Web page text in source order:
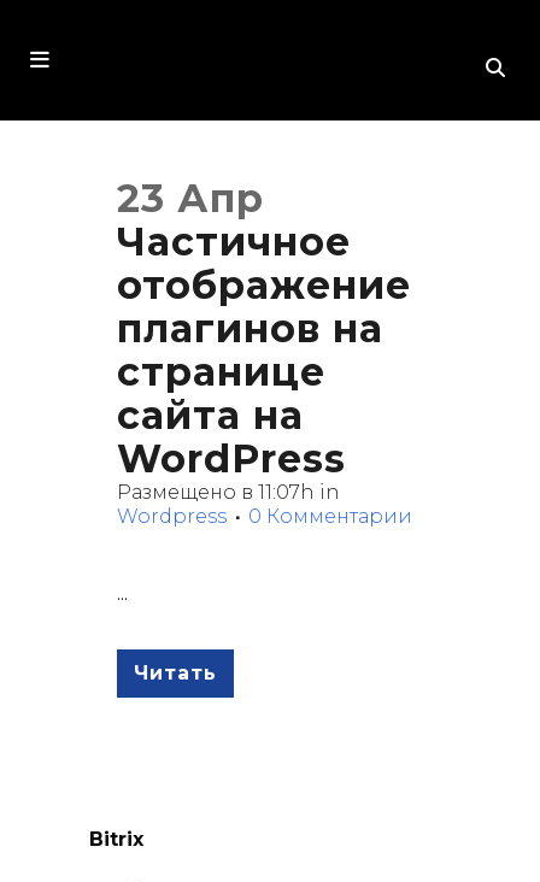
23 Апр
Частичное
отображение
плагинов на
странице
сайта на
WordPress
Размещено в 11:07h in
Wordpress
0 Комментарии
...
Читать
Bitrix